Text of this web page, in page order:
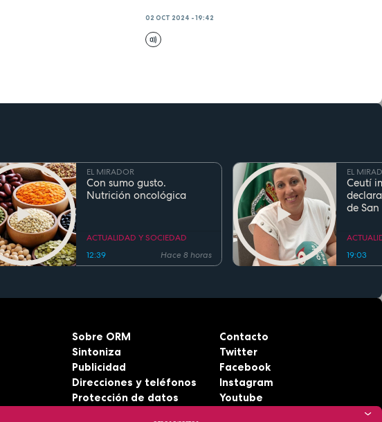
02 OCT 2024 - 19:42
EL MIRADOR
Con sumo gusto.
Nutrición oncológica
ACTUALIDAD Y SOCIEDAD
12:39
Hace 8 horas
EL
Ceutí
de
19:03
Sobre ORM
Sintoniza
Publicidad
Direcciones y teléfonos
Protección de datos
Contacto
Twitter
Facebook
Instagram
Youtube